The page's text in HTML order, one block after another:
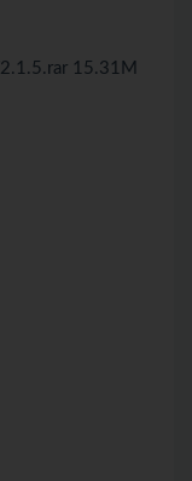
15.31M